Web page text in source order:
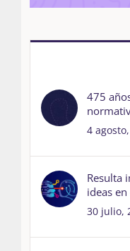
475
4
Resulta
ideas
30 julio,